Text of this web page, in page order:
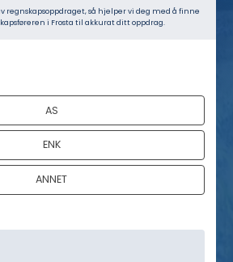
regnskapsoppdraget, så hjelper vi deg med å finne
i Frosta til akkurat ditt oppdrag.
AS
ENK
ANNET